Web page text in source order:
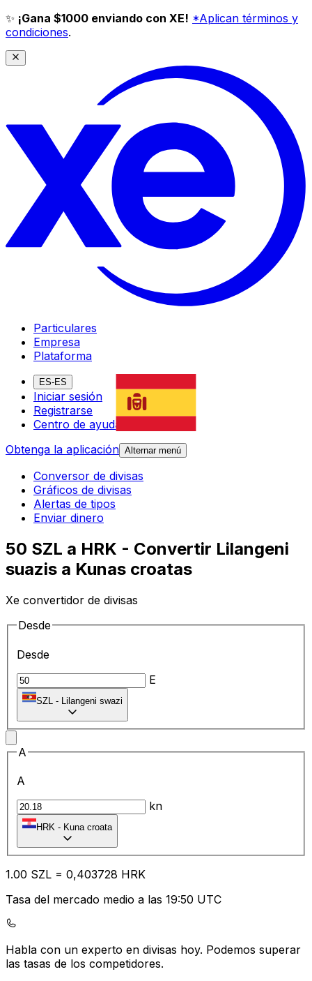
✨ ¡Gana $1000 enviando con XE! *Aplican términos y
condiciones.
Particulares
Empresa
Plataforma
ES-ES
Iniciar sesión
Registrarse
Centro de ayuda
Obtenga la aplicación Alternar menú
Conversor de divisas
Gráficos de divisas
Alertas de tipos
Enviar dinero
50 SZL a HRK - Convertir Lilangeni
suazis a Kunas croatas
Xe convertidor de divisas
Desde
Desde
E
SZL - Lilangeni swazi
A
A
kn
HRK - Kuna croata
1.00 SZL = 0,403728 HRK
Tasa del mercado medio a las 19:50 UTC
Habla con un experto en divisas hoy. Podemos superar
las tasas de los competidores.